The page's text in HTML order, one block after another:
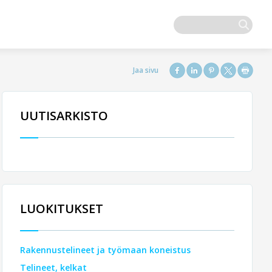
UUTISARKISTO
LUOKITUKSET
Rakennustelineet ja työmaan koneistus
Telineet, kelkat